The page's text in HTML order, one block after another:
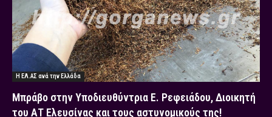
Η ΕΛ.ΑΣ ανά την Ελλάδα
Μπράβο στην Υποδιευθύντρια Ε. Ρεφειάδου, Διοικητή
του ΑΤ Ελευσίνας και τους αστυνομικούς της!